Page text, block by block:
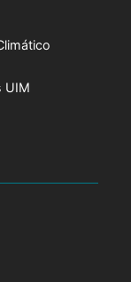
UIM